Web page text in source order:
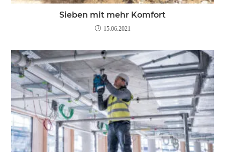
Sieben mit mehr Komfort
15.06.2021